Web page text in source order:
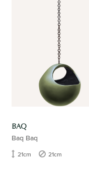
BAQ
Baq Baq
21cm 21cm